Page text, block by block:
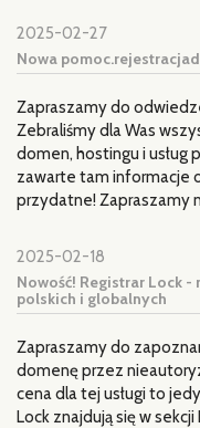
2025-02-27
Nowa
Zapraszamy do
Zebraliśmy dla Was
domen, hostingu i usług
zawarte tam informacje
przydatne! Zapraszamy
2025-02-18
Nowość! Registrar Lock
polskich i globalnych
Zapraszamy do
domenę przez
cena dla tej usługi to
Lock znajdują się w